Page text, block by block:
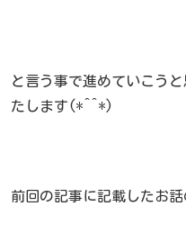
と言う事で進めていこう
たします(*^^*)
前回の記事に記載したお